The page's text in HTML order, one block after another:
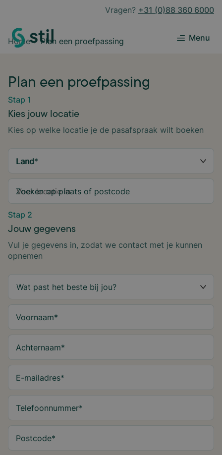
Vragen? +31 (0)88 360 6000
Menu
Home Plan een proefpassing
Plan een proefpassing
Stap 1
Kies jouw locatie
Kies op welke locatie je de pasafspraak wilt boeken
Land*
Zoeken op plaats of postcode
Stap 2
Jouw gegevens
Vul je gegevens in, zodat we contact met je kunnen
opnemen
Voornaam*
Achternaam*
E-mailadres*
Telefoonnummer*
Postcode*